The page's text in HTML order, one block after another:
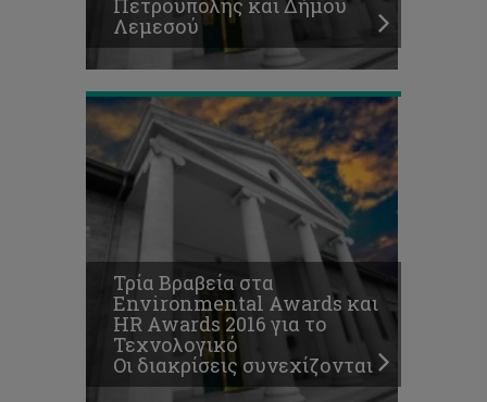
Πετρούπολης και Δήμου
Λεμεσού
Οι
διακρίσεις
συνεχίζονται
Τρία Βραβεία στα
Environmental Awards και
HR Awards 2016 για το
Τεχνολογικό
Οι διακρίσεις συνεχίζονται
Εδώ
φοιτούμε.
Τεχνολογικό
Πανεπιστήμιο
Κύπρου,
το
Πανεπιστήμιο
της
καρδιάς
μας!